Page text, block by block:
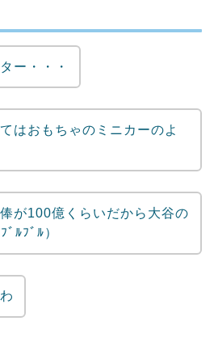
相互RSS
ー・・・
はおもちゃのミニカーのよ
が100億くらいだから大谷の
ﾙﾌﾞﾙ）